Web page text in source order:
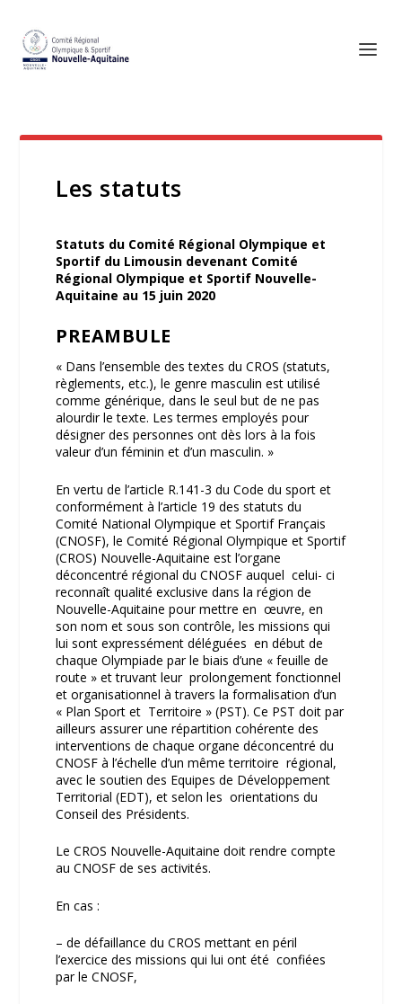
Les statuts
Statuts du Comité Régional Olympique et
Sportif du Limousin devenant Comité
Régional Olympique et Sportif Nouvelle-
Aquitaine au 15 juin 2020
PREAMBULE
« Dans l’ensemble des textes du CROS (statuts,
règlements, etc.), le genre masculin est utilisé
comme générique, dans le seul but de ne pas
alourdir le texte. Les termes employés pour
désigner des personnes ont dès lors à la fois
valeur d’un féminin et d’un masculin. »
En vertu de l’article R.141-3 du Code du sport et
conformément à l’article 19 des statuts du
Comité National Olympique et Sportif Français
(CNOSF), le Comité Régional Olympique et Sportif
(CROS) Nouvelle-Aquitaine est l’organe
déconcentré régional du CNOSF auquel celui- ci
reconnaît qualité exclusive dans la région de
Nouvelle-Aquitaine pour mettre en œuvre, en
son nom et sous son contrôle, les missions qui
lui sont expressément déléguées en début de
chaque Olympiade par le biais d’une « feuille de
route » et truvant leur prolongement fonctionnel
et organisationnel à travers la formalisation d’un
« Plan Sport et Territoire » (PST). Ce PST doit par
ailleurs assurer une répartition cohérente des
interventions de chaque organe déconcentré du
CNOSF à l’échelle d’un même territoire régional,
avec le soutien des Equipes de Développement
Territorial (EDT), et selon les orientations du
Conseil des Présidents.
Le CROS Nouvelle-Aquitaine doit rendre compte
au CNOSF de ses activités.
En cas :
– de défaillance du CROS mettant en péril
l’exercice des missions qui lui ont été confiées
par le CNOSF,